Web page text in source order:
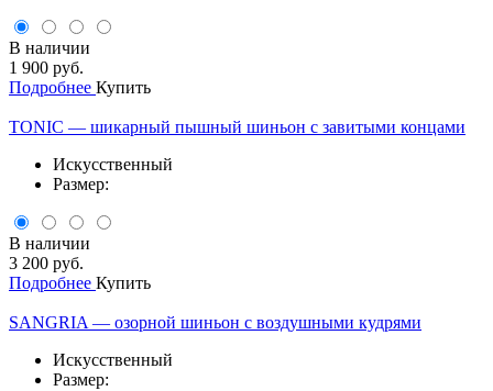
В наличии
1 900 руб.
Подробнее Купить
TONIC — шикарный пышный шиньон с завитыми концами
Искусственный
Размер:
В наличии
3 200 руб.
Подробнее Купить
SANGRIA — озорной шиньон с воздушными кудрями
Искусственный
Размер: